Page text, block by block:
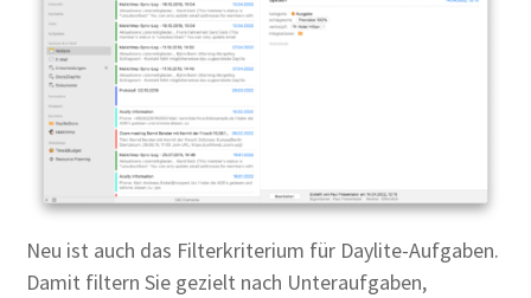
Neu ist auch das Filterkriterium für Daylite-Aufgaben.
Damit filtern Sie gezielt nach Unteraufgaben,